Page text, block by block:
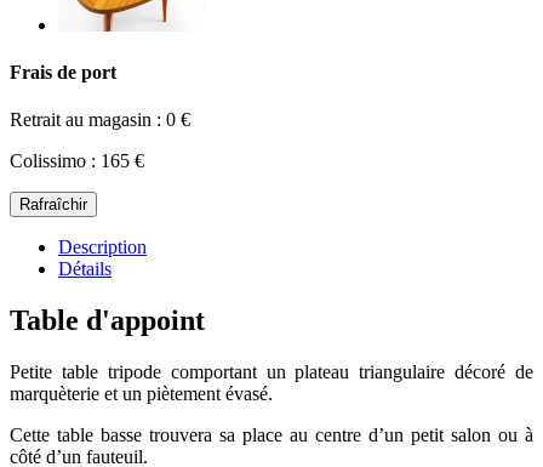
Frais de port
Retrait au magasin : 0 €
Colissimo : 165 €
Description
Détails
Table d'appoint
Petite table tripode comportant un plateau triangulaire décoré de
marquèterie et un piètement évasé.
Cette table basse trouvera sa place au centre d’un petit salon ou à
côté d’un fauteuil.